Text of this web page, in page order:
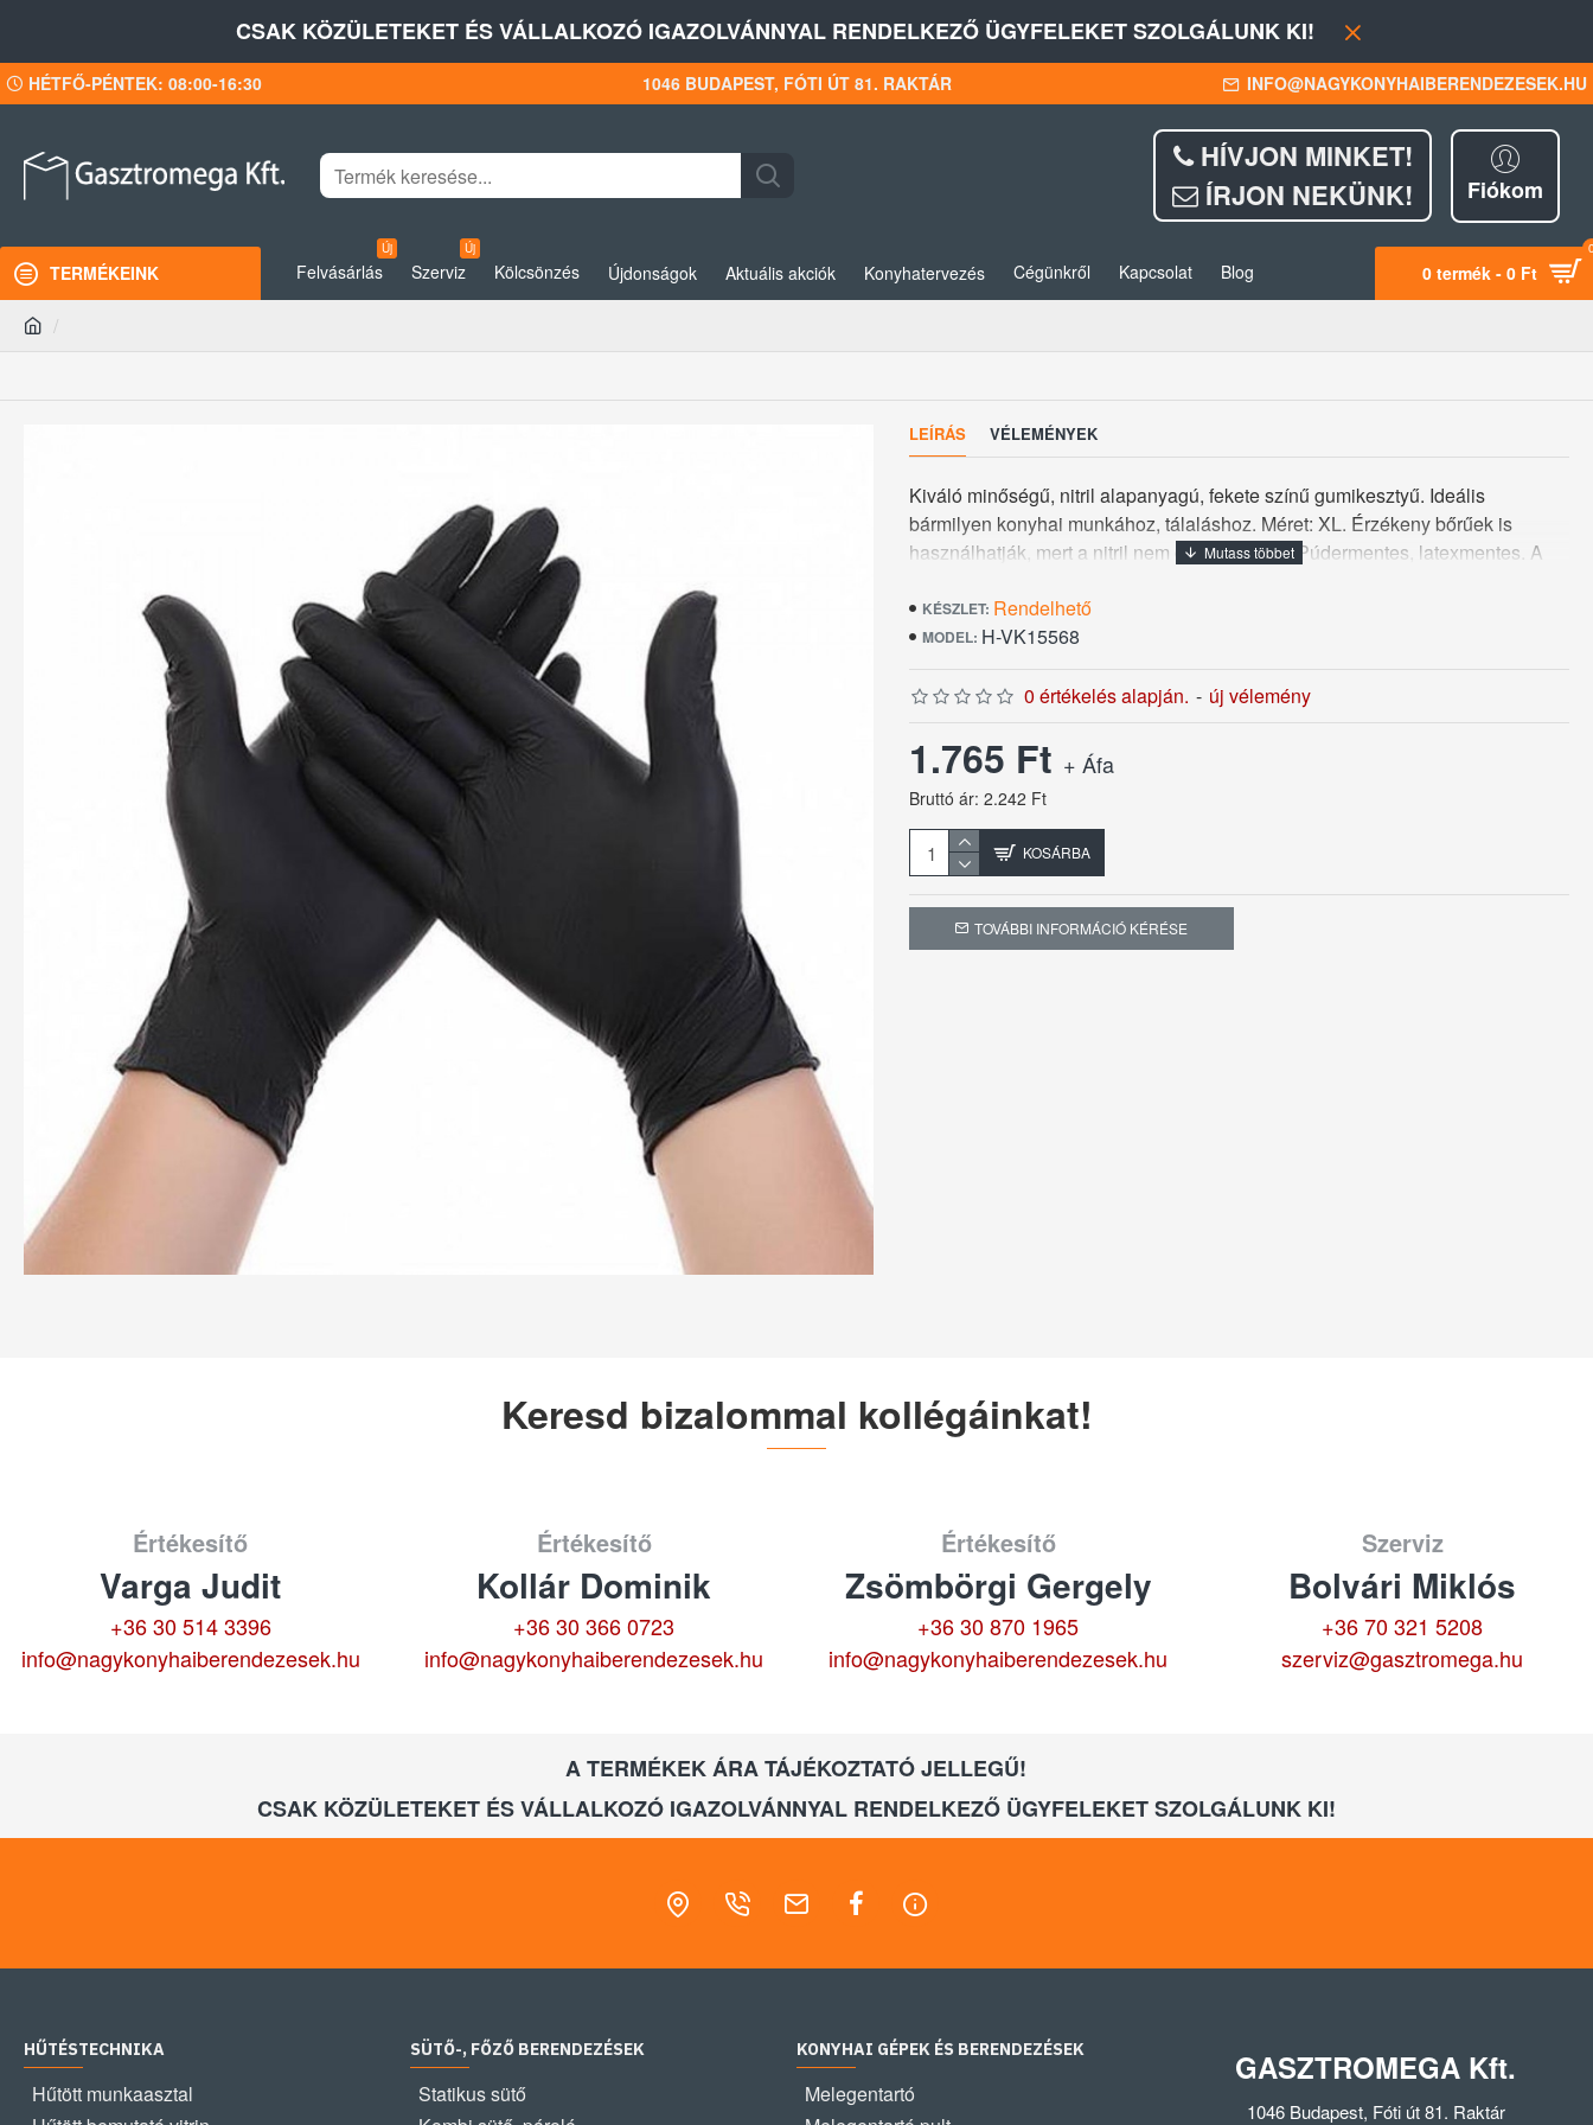
CSAK KÖZÜLETEKET ÉS VÁLLALKOZÓ IGAZOLVÁNNYAL RENDELKEZŐ ÜGYFELEKET SZOLGÁLUNK KI!
HÉTFŐ-PÉNTEK: 08:00-16:30 1046 BUDAPEST, FÓTI ÚT 81. RAKTÁR INFO@NAGYKONYHAIBERENDEZESEK.HU
HÍVJON MINKET!
ÍRJON NEKÜNK!
Fiókom
TERMÉKEINK Felvásárlás
Új
Szerviz
Új
Kölcsönzés Újdonságok Aktuális akciók Konyhatervezés Cégünkről Kapcsolat Blog 0 termék - 0 Ft
LEÍRÁS VÉLEMÉNYEK
Kiváló minőségű, nitril alapanyagú, fekete színű gumikesztyű. Ideális
bármilyen konyhai munkához, tálaláshoz. Méret: XL. Érzékeny bőrűek is
használhatják, mert a nitril nem okoz allergiát. Púdermentes, latexmentes. A
db/csomag
KÉSZLET: Rendelhető
MODEL: H-VK15568
0 értékelés alapján. - új vélemény
1.765 Ft + Áfa
Bruttó ár: 2.242 Ft
KOSÁRBA
TOVÁBBI INFORMÁCIÓ KÉRÉSE
Keresd bizalommal kollégáinkat!
Értékesítő
Varga Judit
+36 30 514 3396
info@nagykonyhaiberendezesek.hu
Értékesítő
Kollár Dominik
+36 30 366 0723
info@nagykonyhaiberendezesek.hu
Értékesítő
Zsömbörgi Gergely
+36 30 870 1965
info@nagykonyhaiberendezesek.hu
Szerviz
Bolvári Miklós
+36 70 321 5208
szerviz@gasztromega.hu
A TERMÉKEK ÁRA TÁJÉKOZTATÓ JELLEGŰ!
CSAK KÖZÜLETEKET ÉS VÁLLALKOZÓ IGAZOLVÁNNYAL RENDELKEZŐ ÜGYFELEKET SZOLGÁLUNK KI!
HŰTÉSTECHNIKA
Hűtött munkaasztal
SÜTŐ-, FŐZŐ BERENDEZÉSEK
Statikus sütő
KONYHAI GÉPEK ÉS BERENDEZÉSEK
Melegentartó
GASZTROMEGA Kft.
1046 Budapest, Fóti út 81. Raktár